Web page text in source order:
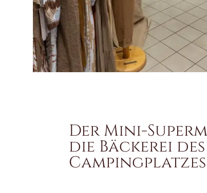
Der Mini-
die Bäckerei des
Campingplatzes